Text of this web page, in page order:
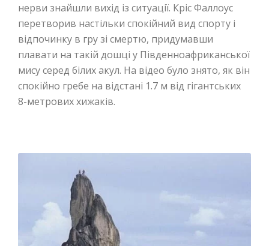
нерви знайшли вихід із ситуації. Кріс Фаллоус
перетворив настільки спокійний вид спорту і
відпочинку в гру зі смертю, придумавши
плавати на такій дошці у Південноафриканської
мису серед білих акул. На відео було знято, як він
спокійно гребе на відстані 1.7 м від гігантських
8-метрових хижаків.